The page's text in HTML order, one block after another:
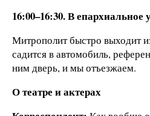
16:00–16:30. В епархиальное
Митрополит быстро выходит
садится в автомобиль,
ним дверь, и мы отъезжаем.
О театре и актерах